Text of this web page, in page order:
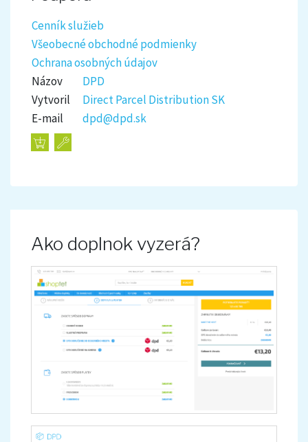
Cenník služieb
Všeobecné obchodné podmienky
Ochrana osobných údajov
Názov
DPD
Vytvoril
Direct Parcel Distribution SK
E-mail
dpd@dpd.sk
Ako doplnok vyzerá?